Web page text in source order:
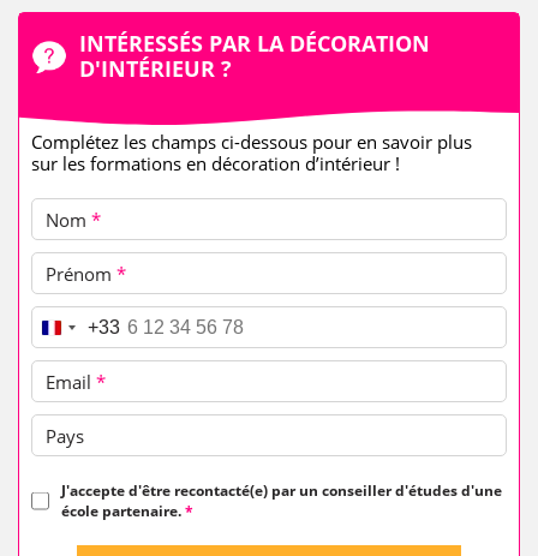
INTÉRESSÉS PAR LA DÉCORATION
D'INTÉRIEUR ?
Complétez les champs ci-dessous pour en savoir plus
sur les formations en décoration d’intérieur !
Nom *
Prénom *
Téléphone *
+33
Email *
Pays
J'accepte d'être recontacté(e) par un conseiller d'études d'une
école partenaire.*